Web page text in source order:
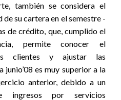
también se considera el
su cartera en el semestre -
de crédito, que, cumplido el
permite conocer el
clientes y ajustar las
es muy superior a la
anterior, debido a un
ingresos por servicios